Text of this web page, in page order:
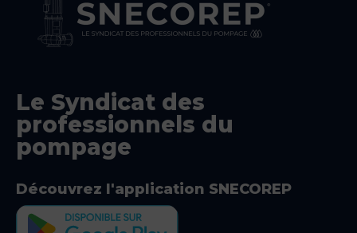
Le Syndicat des
professionnels du
pompage
Découvrez l'application SNECOREP